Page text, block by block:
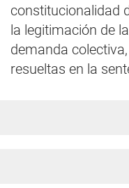
constitucionalidad
la legitimación de
demanda
resueltas en la